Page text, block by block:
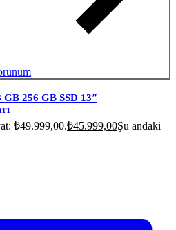
256 GB SSD 13″
₺49.999,00.₺45.999,00Şu andaki